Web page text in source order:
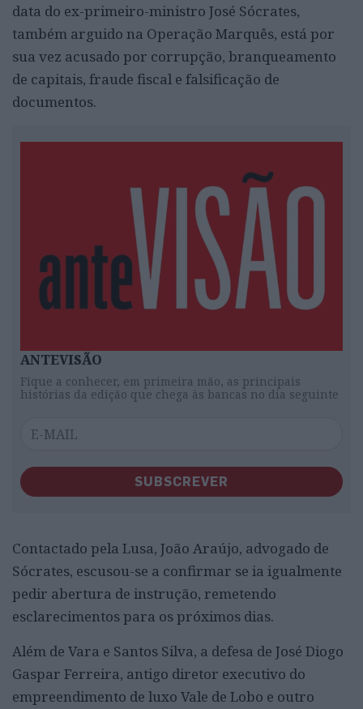
data do ex-primeiro-ministro José Sócrates,
também arguido na Operação Marquês, está por
sua vez acusado por corrupção, branqueamento
de capitais, fraude fiscal e falsificação de
documentos.
ANTEVISÃO
Fique a conhecer, em primeira mão, as principais
histórias da edição que chega às bancas no dia seguinte
SUBSCREVER
Contactado pela Lusa, João Araújo, advogado de
Sócrates, escusou-se a confirmar se ia igualmente
pedir abertura de instrução, remetendo
esclarecimentos para os próximos dias.
Além de Vara e Santos Silva, a defesa de José Diogo
Gaspar Ferreira, antigo diretor executivo do
empreendimento de luxo Vale de Lobo e outro